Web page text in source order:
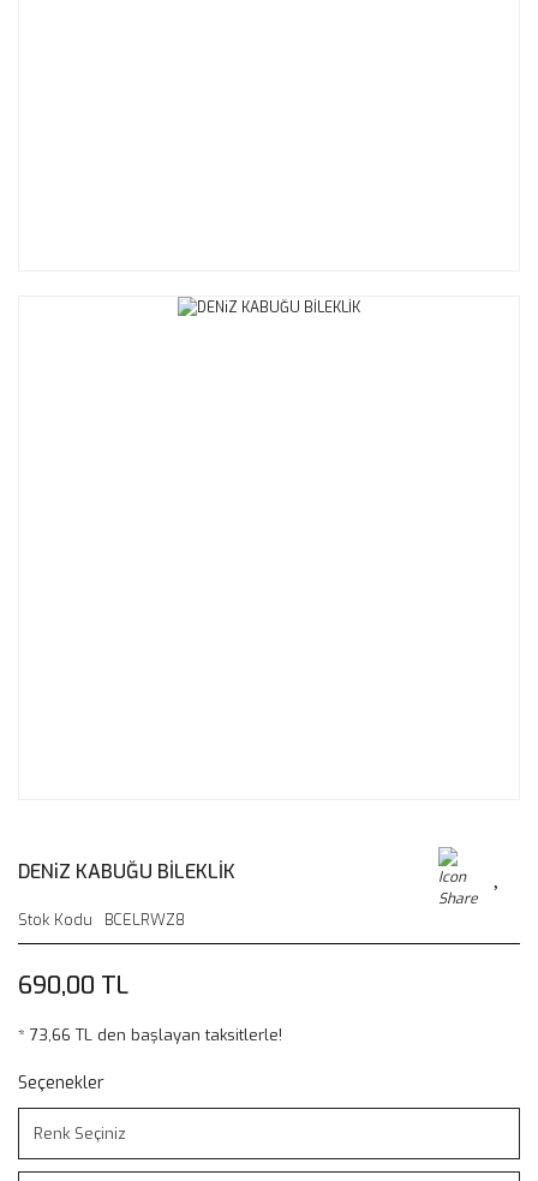
DENiZ KABUĞU BİLEKLİK
Stok Kodu BCELRWZ8
690,00 TL
* 73,66 TL den başlayan taksitlerle!
Seçenekler